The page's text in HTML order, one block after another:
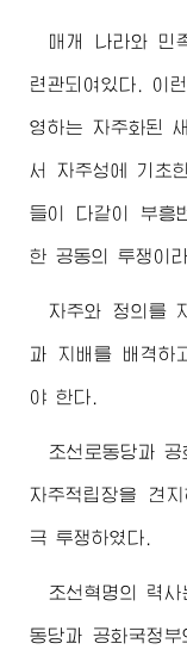
매개 나라와 민
련관되여있다. 이
영하는 자주화된
서 자주성에 기초
들이 다같이 부흥
한 공동의 투쟁이
자주와 정의를
과 지배를 배격하
야 한다.
조선로동당과 공
자주적립장을 견
극 투쟁하였다.
조선혁명의 력
동당과 공화국정